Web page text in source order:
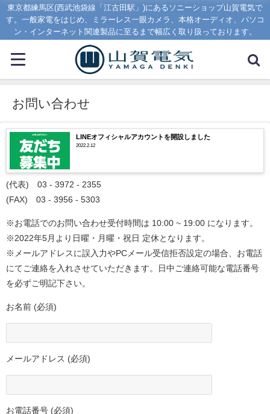
東京都練馬区(西武池袋線「江古田駅」)にあるソニーショップ山賀電気で
す。一般家電をはじめ、ミラーレス一眼カメラ、本格オーディオ、パソコ
ン・インターネット関連製品に至るまで幅広く取り扱っております。
お問い合わせ
LINEオフィシャルアカウントを開設しました
2022.2.12
(代表) 03 - 3972 - 2355
(FAX) 03 - 3956 - 5303
※お電話でのお問い合わせ受付時間は 10:00 ~ 19:00 になります。
※2022年5月より日曜・月曜・祝日 定休となります。
※メールアドレスに誤入力やPCメール受信拒否設定の場合、お電話
にてご連絡を入れさせていただきます。日中ご連絡可能な電話番号
を必ずご明記下さい。
お名前 (必須)
メールアドレス (必須)
お電話番号 (必須)